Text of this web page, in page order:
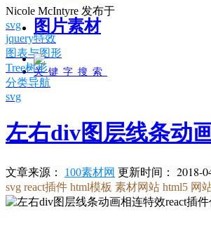
图片素材
关键字搜索
Nicole McIntyre 发布于
svg
jquery特效
图表与图形
Tree树形
分类导航
svg
左右div图层线条动
文章来源： 100素材网 更新时间： 2018-
svg react插件 html模板 素材网站 html5 网